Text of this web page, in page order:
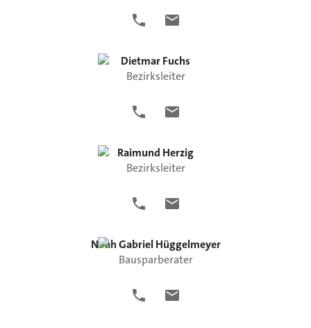
DietmarFuchs
Bezirksleiter
Raimund Herzig
Bezirksleiter
Noah Gabriel Hüggelmeyer
Bausparberater